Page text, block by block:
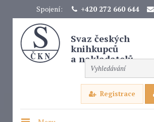
Spojení: +420 272 660 644
Svaz českých
knihkupců
a nakladatelů
Registrace